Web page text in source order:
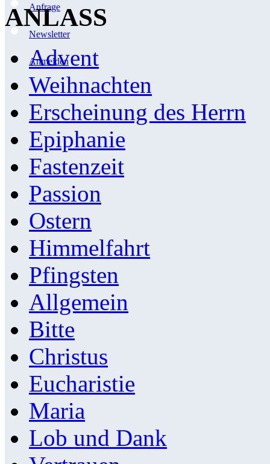
Anfrage
Newsletter
Anmelden
ANLASS
Advent
Weihnachten
Erscheinung des Herrn
Epiphanie
Fastenzeit
Passion
Ostern
Himmelfahrt
Pfingsten
Allgemein
Bitte
Christus
Eucharistie
Maria
Lob und Dank